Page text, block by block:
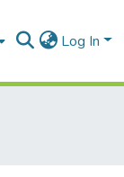
Log In